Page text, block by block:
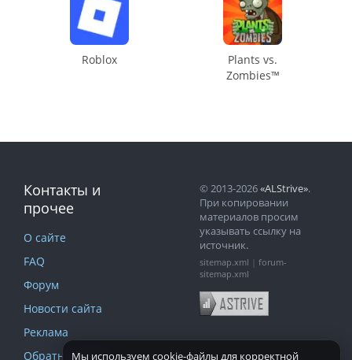
Roblox
Plants vs.
Zombies™
Контакты и
прочее
О сайте
FAQ
Форум
Новости сайта
Реклама
Обратная связь
© 2013-2026«ALStrive».
При копировании
материалов просим
указывать ссылку на
источник.
sitemap.xml
forum-
sitemap.xml
Мы используем cookie-файлы для корректной